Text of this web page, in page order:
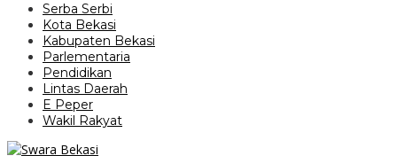
Serba Serbi
Kota Bekasi
Kabupaten Bekasi
Parlementaria
Pendidikan
Lintas Daerah
E Peper
Wakil Rakyat